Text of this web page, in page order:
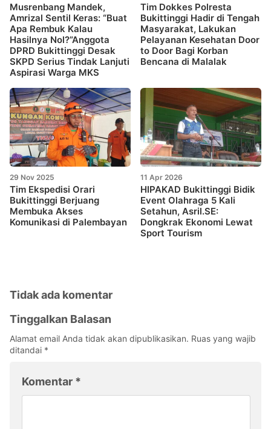
Musrenbang Mandek,
Amrizal Sentil Keras: “Buat
Apa Rembuk Kalau
Hasilnya Nol?”Anggota
DPRD Bukittinggi Desak
SKPD Serius Tindak Lanjuti
Aspirasi Warga MKS
Tim Dokkes Polresta
Bukittinggi Hadir di Tengah
Masyarakat, Lakukan
Pelayanan Kesehatan Door
to Door Bagi Korban
Bencana di Malalak
29 Nov 2025
Tim Ekspedisi Orari
Bukittinggi Berjuang
Membuka Akses
Komunikasi di Palembayan
11 Apr 2026
HIPAKAD Bukittinggi Bidik
Event Olahraga 5 Kali
Setahun, Asril.SE:
Dongkrak Ekonomi Lewat
Sport Tourism
Tidak ada komentar
Tinggalkan Balasan
Alamat email Anda tidak akan dipublikasikan. Ruas yang wajib
ditandai *
Komentar *